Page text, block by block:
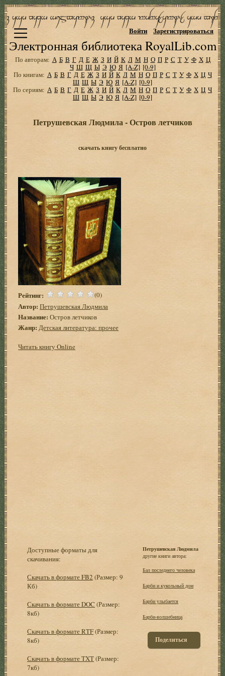
Электронная библиотека RoyalLib.com
Войти Зарегистрироваться
По авторам: А Б В Г Д Е Ж З И Й К Л М Н О П Р С Т У Ф Х Ц
Ч Ш Щ Ы Э Ю Я [A-Z] [0-9]
По книгам: А Б В Г Д Е Ж З И Й К Л М Н О П Р С Т У Ф Х Ц Ч
Ш Щ Ы Э Ю Я [A-Z] [0-9]
По сериям: А Б В Г Д Е Ж З И Й К Л М Н О П Р С Т У Ф Х Ц Ч
Ш Щ Ы Э Ю Я [A-Z] [0-9]
Петрушевская Людмила - Остров летчиков
скачать книгу бесплатно
Рейтинг: (0)
Автор: Петрушевская Людмила
Название: Остров летчиков
Жанр: Детская литература: прочее
Читать книгу Online
Доступные форматы для
скачивания:
Скачать в формате FB2 (Размер: 9
Кб)
Скачать в формате DOC (Размер:
8кб)
Скачать в формате RTF(Размер:
8кб)
Скачать в формате TXT(Размер:
7кб)
Петрушевская Людмила
другие книги автора:
Бал последнего человека
Барби и кукольный дом
Барби улыбается
Барби-волшебница
Поделиться